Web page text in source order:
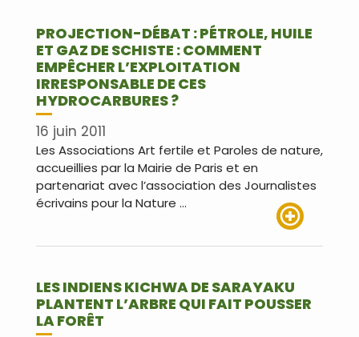
PROJECTION-DÉBAT : PÉTROLE, HUILE
ET GAZ DE SCHISTE : COMMENT
EMPÊCHER L’EXPLOITATION
IRRESPONSABLE DE CES
HYDROCARBURES ?
16 juin 2011
Les Associations Art fertile et Paroles de nature,
accueillies par la Mairie de Paris et en
partenariat avec l’association des Journalistes
écrivains pour la Nature …
LES INDIENS KICHWA DE SARAYAKU
PLANTENT L’ARBRE QUI FAIT POUSSER
LA FORÊT